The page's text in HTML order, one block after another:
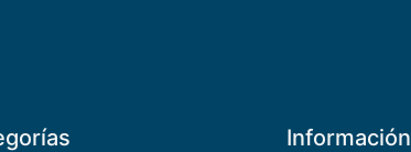
Información